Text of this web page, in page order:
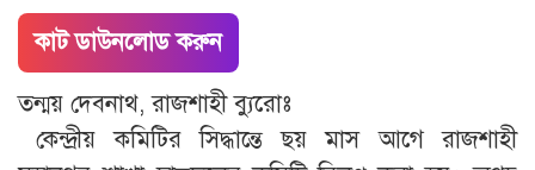
কাট ডাউনলোড করুন
তন্ময় দেবনাথ, রাজশাহী ব্যুরোঃ
কেন্দ্রীয় কমিটির সিদ্ধান্তে ছয় মাস আগে রাজশাহী